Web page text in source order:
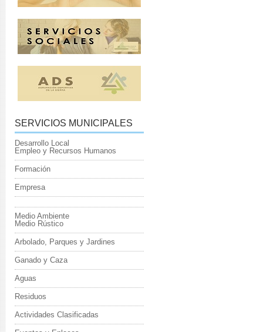
SERVICIOS MUNICIPALES
Desarrollo Local
Empleo y Recursos Humanos
Formación
Empresa
Medio Ambiente
Medio Rústico
Arbolado, Parques y Jardines
Ganado y Caza
Aguas
Residuos
Actividades Clasificadas